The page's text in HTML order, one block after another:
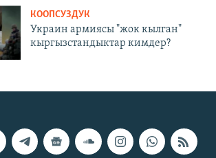
КООПСУЗДУК
Украин армиясы "жок кылган"
кыргызстандыктар кимдер?